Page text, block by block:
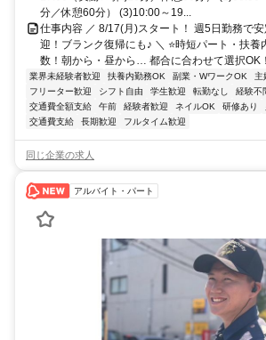
分／休憩60分） (3)10:00～19...
仕事内容 ／ 8/17(月)スタート！ 週5日勤務で
迎！ブランク復帰にも♪ ＼ ⭐時短パート・扶養
数！朝から・昼から… 都合に合わせて選択OK
業界未経験者歓迎 扶養内勤務OK 副業・WワークOK
主
フリーター歓迎
シフト自由 学生歓迎 転勤なし 経験不
交通費全額支給
午前 経験者歓迎 ネイルOK 研修あり
交通費支給
長期歓迎 フルタイム歓迎
同じ企業の求人
アルバイト・パート